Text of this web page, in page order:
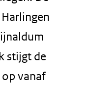
stijgt de
vanaf